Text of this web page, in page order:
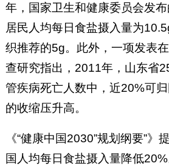
年，国家卫生和健康委员会发
居民人均每日食盐摄入量为
织推荐的5g。此外，一项发表
查研究指出，2011年，山东省
管疾病死亡人数中，近20%可
的收缩压升高。
《“健康中国2030”规划纲要”》
国人均每日食盐摄入量降低